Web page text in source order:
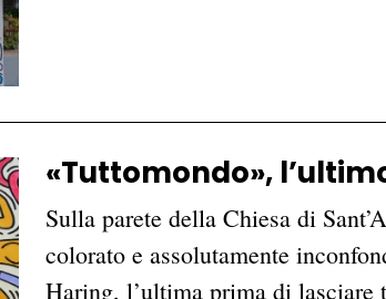
«Tuttomondo»,
Sulla parete della Chiesa di
colorato e assolutamente
Haring, l’ultima prima di